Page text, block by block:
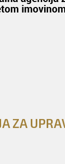
ZA